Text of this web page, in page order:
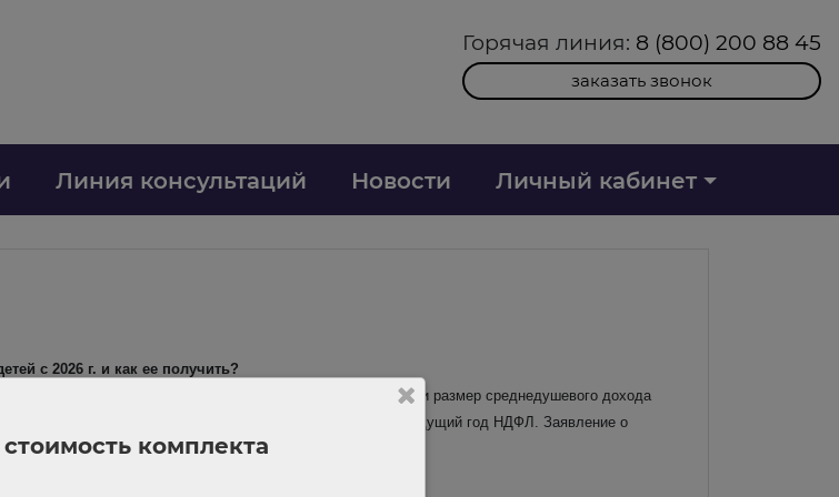
Горячая линия: 8 (800) 200 88 45
заказать звонок
Линия консультаций Новости Личный кабинет
с 2026 г. и как ее получить?
опекуны, попечители) двоих или более детей, если размер среднедушевого дохода
Выплата — это возврат части исчисленного за предыдущий год НДФЛ. Заявление о
стоимость комплекта